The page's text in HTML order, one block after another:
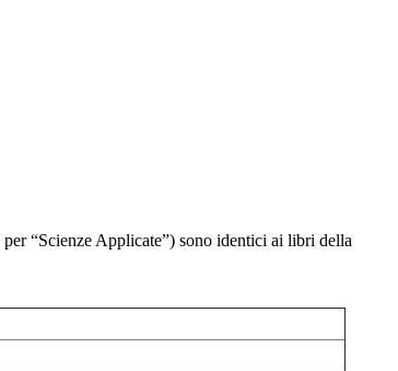
“Scienze Applicate”) sono identici ai libri della